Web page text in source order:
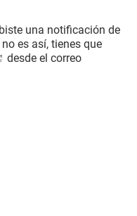
una notificación de
es así, tienes que
desde el correo